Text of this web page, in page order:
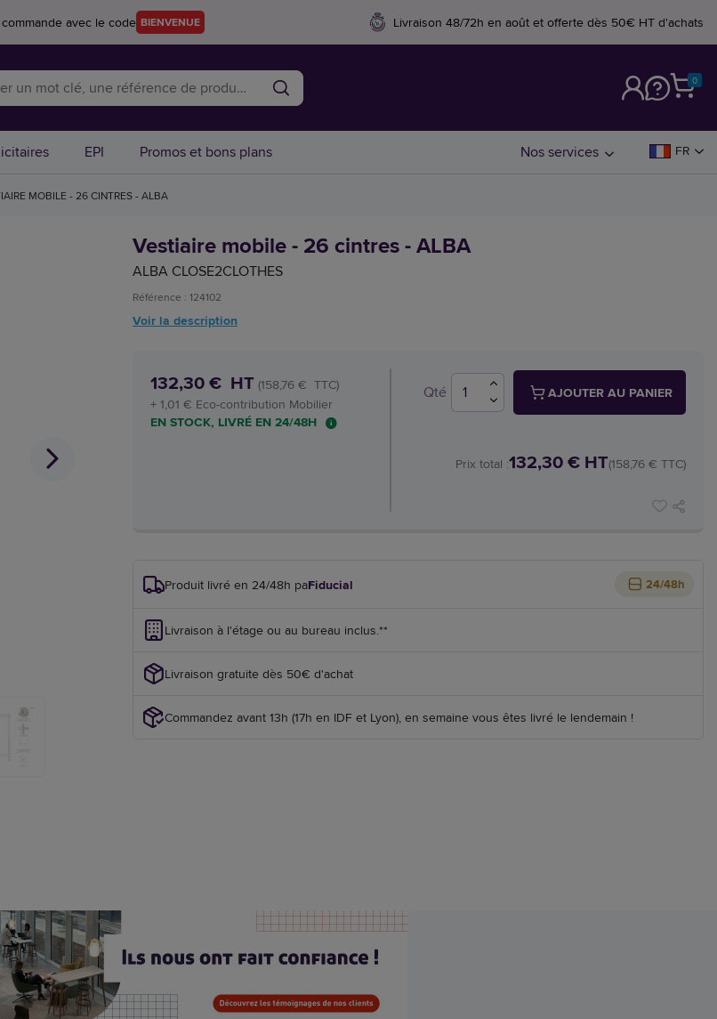
avec le code BIENVENUE Livraison 48/72h en août et offerte dès 50€ HT d'achats
0
EPI Promos et bons plans Nos services FR
MOBILE - 26 CINTRES - ALBA
Vestiaire mobile - 26 cintres - ALBA
ALBA CLOSE2CLOTHES
Référence : 124102
Voir la description
132,30 € HT (158,76 € TTC)
+ 1,01 € Eco-contribution Mobilier
EN STOCK, LIVRÉ EN 24/48H
Qté AJOUTER AU PANIER
Prix total :132,30 € HT(158,76 € TTC)
Produit livré en 24/48h parFiducial 24/48h
Livraison à l'étage ou au bureau inclus.**
Livraison gratuite dès 50€ d'achat
Commandez avant 13h (17h en IDF et Lyon), en semaine vous êtes livré le lendemain !